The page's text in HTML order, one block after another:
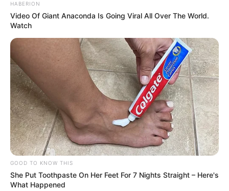
HABERION
Video Of Giant Anaconda Is Going Viral All Over The World.
Watch
GOOD TO KNOW THIS
She Put Toothpaste On Her Feet For 7 Nights Straight – Here's
What Happened